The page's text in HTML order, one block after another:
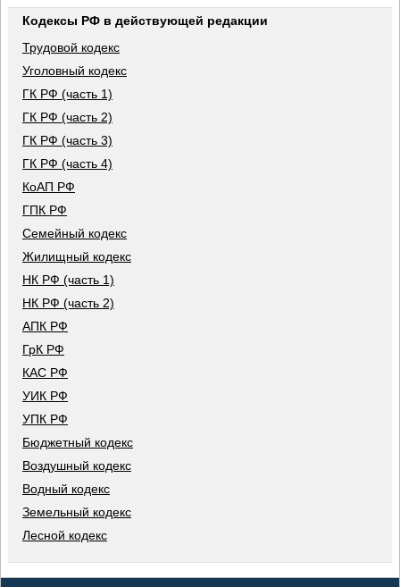
Кодексы РФ в действующей редакции
Трудовой кодекс
Уголовный кодекс
ГК РФ (часть 1)
ГК РФ (часть 2)
ГК РФ (часть 3)
ГК РФ (часть 4)
КоАП РФ
ГПК РФ
Семейный кодекс
Жилищный кодекс
НК РФ (часть 1)
НК РФ (часть 2)
АПК РФ
ГрК РФ
КАС РФ
УИК РФ
УПК РФ
Бюджетный кодекс
Воздушный кодекс
Водный кодекс
Земельный кодекс
Лесной кодекс